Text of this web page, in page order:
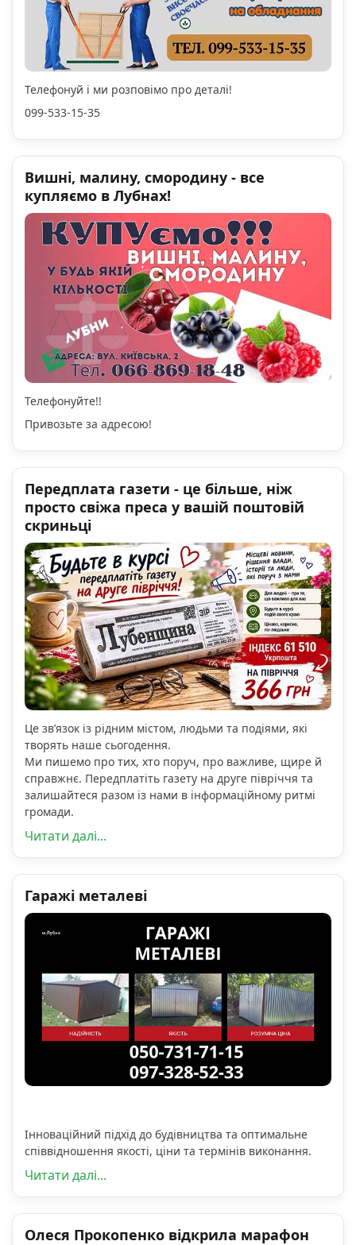
Телефонуй і ми розповімо про деталі!
099-533-15-35
Вишні, малину, смородину - все
купляємо в Лубнах!
Телефонуйте!!
Привозьте за адресою!
Передплата газети - це більше, ніж
просто свіжа преса у вашій поштовій
скриньці
Це зв’язок із рідним містом, людьми та подіями, які
творять наше сьогодення.
Ми пишемо про тих, хто поруч, про важливе, щире й
справжнє. Передплатіть газету на друге півріччя та
залишайтеся разом із нами в інформаційному ритмі
громади.
Читати далі...
Гаражі металеві
Інноваційний підхід до будівництва та оптимальне
співвідношення якості, ціни та термінів виконання.
Читати далі...
Олеся Прокопенко відкрила марафон